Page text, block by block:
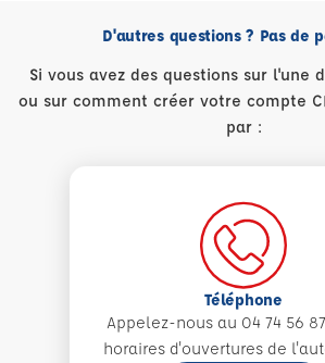
D'autres questions ? Pas de
Si vous avez des questions sur l'une
ou sur comment créer votre compte
par :
Téléphone
Appelez-nous au 04 74 56
horaires d'ouvertures de